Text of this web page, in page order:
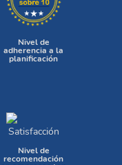
Nivel de
adherencia a la
planificación
Nivel de
recomendación